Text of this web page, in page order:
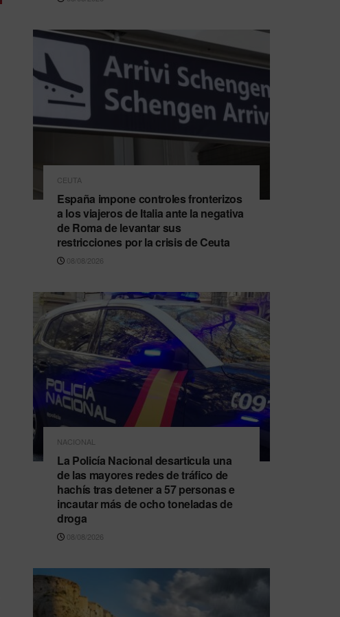
CEUTA
España impone controles fronterizos
a los viajeros de Italia ante la negativa
de Roma de levantar sus
restricciones por la crisis de Ceuta
08/08/2026
NACIONAL
La Policía Nacional desarticula una
de las mayores redes de tráfico de
hachís tras detener a 57 personas e
incautar más de ocho toneladas de
droga
08/08/2026